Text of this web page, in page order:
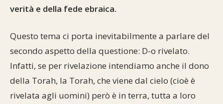
verità e della fede ebraica.
Questo tema ci porta inevitabilmente a parlare del
secondo aspetto della questione: D-o rivelato.
Infatti, se per rivelazione intendiamo anche il dono
della Torah, la Torah, che viene dal cielo (cioè è
rivelata agli uomini) però è in terra, tutta a loro